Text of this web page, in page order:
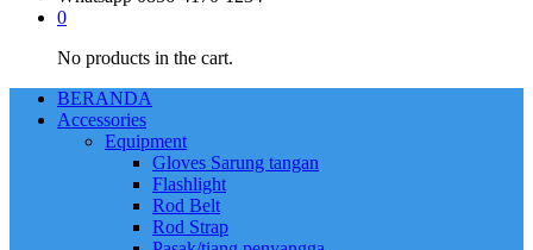
0
No products in the cart.
BERANDA
Accessories
Equipment
Gloves Sarung tangan
Flashlight
Rod Belt
Rod Strap